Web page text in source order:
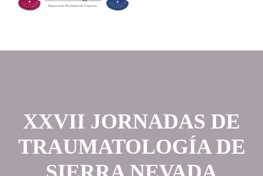
XXVII JORNADAS DE
TRAUMATOLOGÍA DE